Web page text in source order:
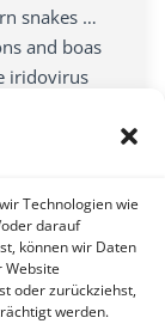
Technologien wie
darauf
können wir Daten
Website
oder zurückziehst,
werden.
snakes …
and boas
iridovirus
in a
21